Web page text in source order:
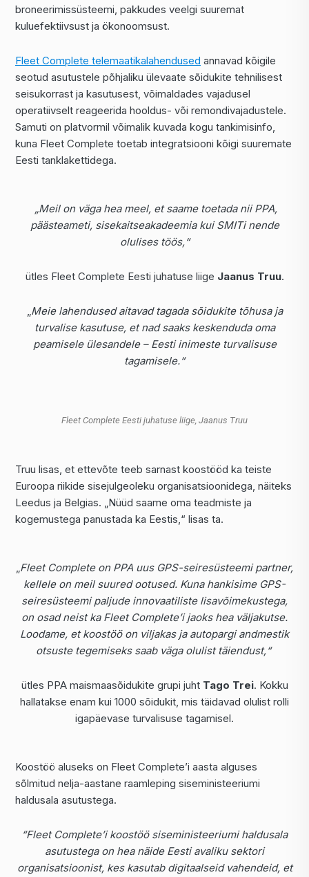
broneerimissüsteemi, pakkudes veelgi suuremat
kuluefektiivsust ja ökonoomsust.
Fleet Complete telemaatikalahendused annavad kõigile
seotud asutustele põhjaliku ülevaate sõidukite tehnilisest
seisukorrast ja kasutusest, võimaldades vajadusel
operatiivselt reageerida hooldus- või remondivajadustele.
Samuti on platvormil võimalik kuvada kogu tankimisinfo,
kuna Fleet Complete toetab integratsiooni kõigi suuremate
Eesti tanklakettidega.
„Meil on väga hea meel, et saame toetada nii PPA,
päästeameti, sisekaitseakadeemia kui SMITi nende
olulises töös,“
ütles Fleet Complete Eesti juhatuse liige Jaanus Truu.
„Meie lahendused aitavad tagada sõidukite tõhusa ja
turvalise kasutuse, et nad saaks keskenduda oma
peamisele ülesandele – Eesti inimeste turvalisuse
tagamisele.“
Fleet Complete Eesti juhatuse liige, Jaanus Truu
Truu lisas, et ettevõte teeb sarnast koostööd ka teiste
Euroopa riikide sisejulgeoleku organisatsioonidega, näiteks
Leedus ja Belgias. „Nüüd saame oma teadmiste ja
kogemustega panustada ka Eestis,“ lisas ta.
„Fleet Complete on PPA uus GPS-seiresüsteemi partner,
kellele on meil suured ootused. Kuna hankisime GPS-
seiresüsteemi paljude innovaatiliste lisavõimekustega,
on osad neist ka Fleet Complete’i jaoks hea väljakutse.
Loodame, et koostöö on viljakas ja autopargi andmestik
otsuste tegemiseks saab väga olulist täiendust,“
ütles PPA maismaasõidukite grupi juht Tago Trei. Kokku
hallatakse enam kui 1000 sõidukit, mis täidavad olulist rolli
igapäevase turvalisuse tagamisel.
Koostöö aluseks on Fleet Complete’i aasta alguses
sõlmitud nelja-aastane raamleping siseministeeriumi
haldusala asutustega.
“Fleet Complete’i koostöö siseministeeriumi haldusala
asutustega on hea näide Eesti avaliku sektori
organisatsioonist, kes kasutab digitaalseid vahendeid, et